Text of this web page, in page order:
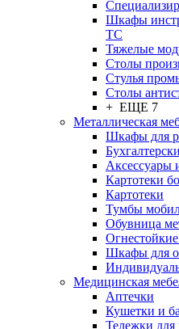
Шкафы
TC
Тяжелые
Столы
Стулья
Столы
+ ЕЩЕ 7
Металлическая
Шкафы для
Аксессуары
Картотеки
Картотеки
Тумбы
Обувница
Шкафы для
Медицинская
Аптечки
Кушетки и
Тележки для